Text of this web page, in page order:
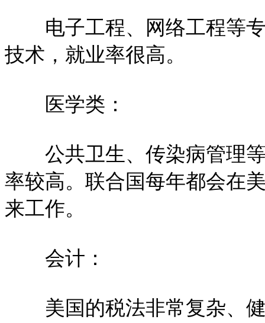
电子工程、网络工程等专
技术，就业率很高。
医学类：
公共卫生、传染病管理等
率较高。联合国每年都会在
来工作。
会计：
美国的税法非常复杂、健